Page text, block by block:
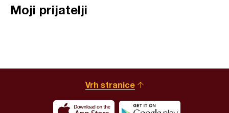
Moji prijatelji
Vrh stranice